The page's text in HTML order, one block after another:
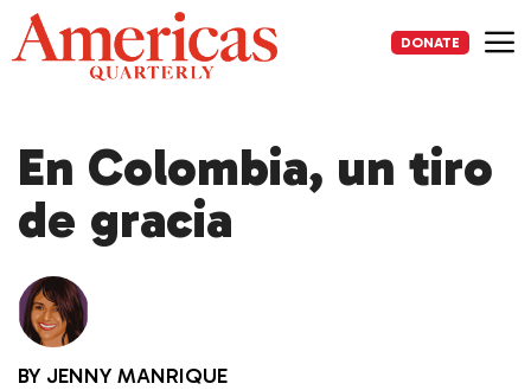
Skip
to
content
DONATE
En Colombia, un tiro
de gracia
BY JENNY MANRIQUE